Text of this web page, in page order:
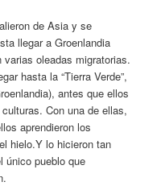
de Asia y se
llegar a Groenlandia
oleadas migratorias.
hasta la “Tierra Verde”,
antes que ellos
Con una de ellas,
aprendieron los
hielo.Y lo hicieron tan
único pueblo que